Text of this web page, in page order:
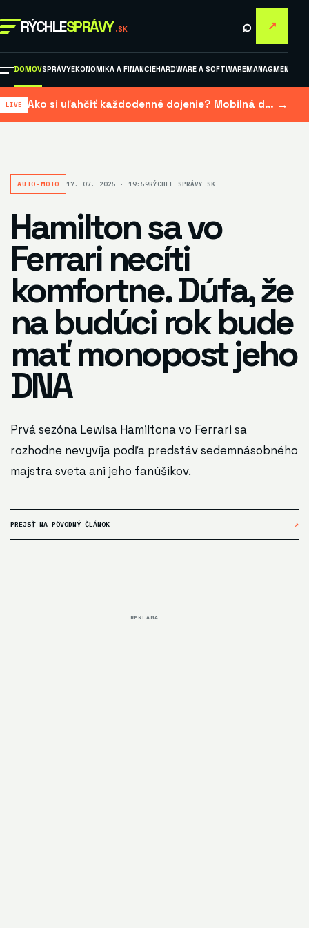
RÝCHLESPRÁVY .SK ⌕ ↗
DOMOVSPRÁVYEKONOMIKA A FINANCIEHARDWARE A SOFTWAREMANAGMENT A
Ako si uľahčiť každodenné dojenie? Mobilná dojačka šetrí čas aj námahu →
AUTO-MOTO 17. 07. 2025 · 19:59RÝCHLE SPRÁVY SK
Hamilton sa vo
Ferrari necíti
komfortne. Dúfa, že
na budúci rok bude
mať monopost jeho
DNA
Prvá sezóna Lewisa Hamiltona vo Ferrari sa
rozhodne nevyvíja podľa predstáv sedemnásobného
majstra sveta ani jeho fanúšikov.
PREJSŤ NA PÔVODNÝ ČLÁNOK ↗
REKLAMA